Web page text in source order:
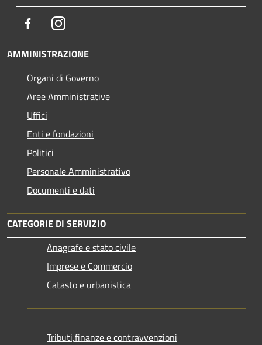
FacebookInstagram
AMMINISTRAZIONE
Organi di Governo
Aree Amministrative
Uffici
Enti e fondazioni
Politici
Personale Amministrativo
Documenti e dati
CATEGORIE DI SERVIZIO
Anagrafe e stato civile
Imprese e Commercio
Catasto e urbanistica
Tributi,finanze e contravvenzioni